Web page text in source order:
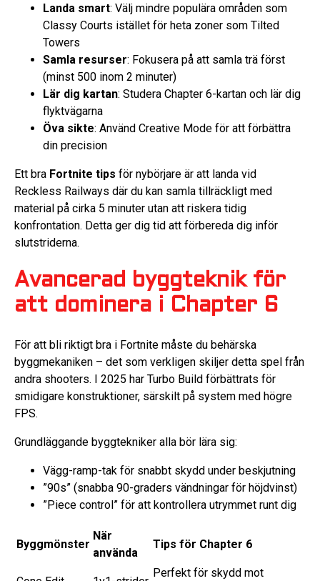
Landa smart: Välj mindre populära områden som
Classy Courts istället för heta zoner som Tilted
Towers
Samla resurser: Fokusera på att samla trä först
(minst 500 inom 2 minuter)
Lär dig kartan: Studera Chapter 6-kartan och lär dig
flyktvägarna
Öva sikte: Använd Creative Mode för att förbättra
din precision
Ett bra Fortnite tips för nybörjare är att landa vid
Reckless Railways där du kan samla tillräckligt med
material på cirka 5 minuter utan att riskera tidig
konfrontation. Detta ger dig tid att förbereda dig inför
slutstriderna.
Avancerad byggteknik för
att dominera i Chapter 6
För att bli riktigt bra i Fortnite måste du behärska
byggmekaniken – det som verkligen skiljer detta spel från
andra shooters. I 2025 har Turbo Build förbättrats för
smidigare konstruktioner, särskilt på system med högre
FPS.
Grundläggande byggtekniker alla bör lära sig:
Vägg-ramp-tak för snabbt skydd under beskjutning
”90s” (snabba 90-graders vändningar för höjdvinst)
”Piece control” för att kontrollera utrymmet runt dig
Byggmönster
När
använda
Tips för Chapter 6
Perfekt för skydd mot